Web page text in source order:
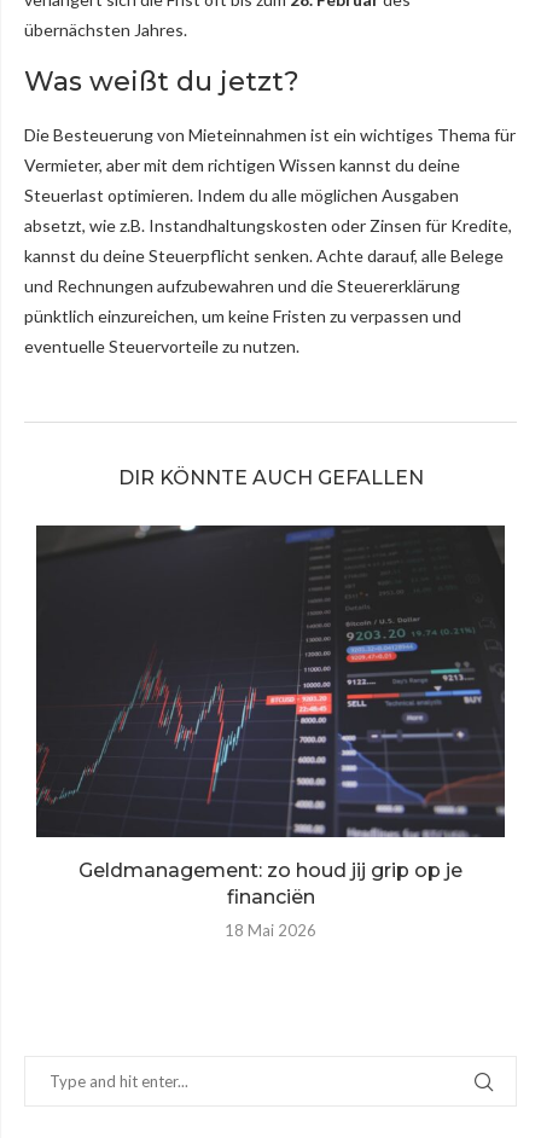
übernächsten Jahres.
Was weißt du jetzt?
Die Besteuerung von Mieteinnahmen ist ein wichtiges Thema für
Vermieter, aber mit dem richtigen Wissen kannst du deine
Steuerlast optimieren. Indem du alle möglichen Ausgaben
absetzt, wie z.B. Instandhaltungskosten oder Zinsen für Kredite,
kannst du deine Steuerpflicht senken. Achte darauf, alle Belege
und Rechnungen aufzubewahren und die Steuererklärung
pünktlich einzureichen, um keine Fristen zu verpassen und
eventuelle Steuervorteile zu nutzen.
DIR KÖNNTE AUCH GEFALLEN
Geldmanagement: zo houd jij grip op je
financiën
18 Mai 2026